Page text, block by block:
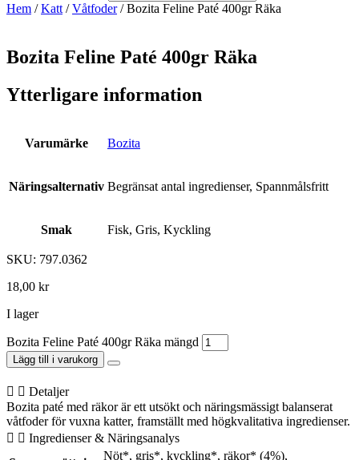
Hem /Katt /Våtfoder/ Bozita Feline Paté 400gr Räka
Bozita Feline Paté 400gr Räka
Ytterligare information
Varumärke Bozita
Näringsalternativ Begränsat antal ingredienser, Spannmålsfritt
Smak Fisk, Gris, Kyckling
SKU: 797.0362
18,00 kr
I lager
Bozita Feline Paté 400gr Räka mängd
Lägg till i varukorg
Detaljer
Bozita paté med räkor är ett utsökt och näringsmässigt balanserat
våtfoder för vuxna katter, framställt med högkvalitativa ingredienser.
Ingredienser & Näringsanalys
Nöt*, gris*, kyckling*, räkor* (4%),